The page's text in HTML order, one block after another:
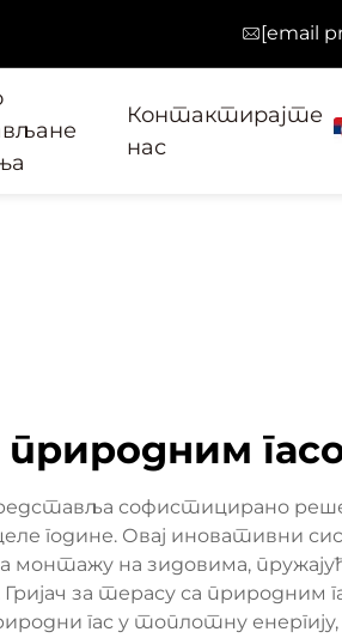
[email
Контактирајте
нас
природним
софистицирано
Овај иновативни
на зидовима,
за терасу са природним
гас у топлотну